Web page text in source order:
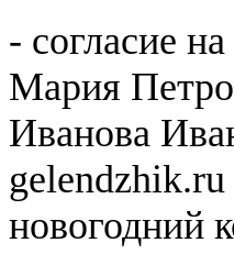
- согласие
Мария
Иванова
новогодний